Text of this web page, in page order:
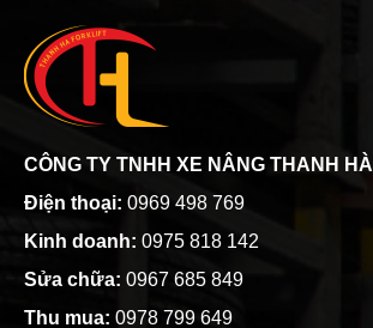
CÔNG TY TNHH XE NÂNG THANH HÀ
Điện thoại: 0969 498 769
Kinh doanh: 0975 818 142
Sửa chữa: 0967 685 849
Thu mua: 0978 799 649